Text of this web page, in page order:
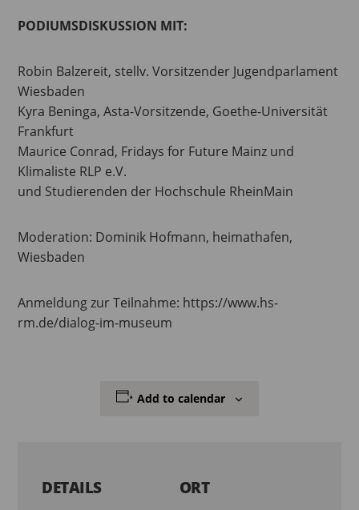
PODIUMSDISKUSSION MIT:
Robin Balzereit, stellv. Vorsitzender Jugendparlament
Wiesbaden
Kyra Beninga, Asta-Vorsitzende, Goethe-Universität
Frankfurt
Maurice Conrad, Fridays for Future Mainz und
Klimaliste RLP e.V.
und Studierenden der Hochschule RheinMain
Moderation: Dominik Hofmann, heimathafen,
Wiesbaden
Anmeldung zur Teilnahme: https://www.hs-
rm.de/dialog-im-museum
Add to calendar
DETAILS ORT